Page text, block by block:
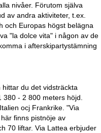
nivåer. Förutom själva
av andra aktiviteter, t.ex.
och Europas högst belägna
"la dolce vita" i någon av de
i afterskipartystämning
du det vidsträckta
- 2 800 meters höjd.
ocj Frankrike. "Via
finns pistnöje av
70 liftar. Via Lattea erbjuder